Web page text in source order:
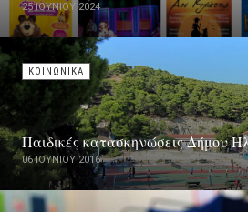
25 ΙΟΥΝΊΟΥ 2024
ΚΟΙΝΩΝΙΚΑ
Παιδικές κατασκηνώσεις Δήμου
06 ΙΟΥΝΊΟΥ 2016